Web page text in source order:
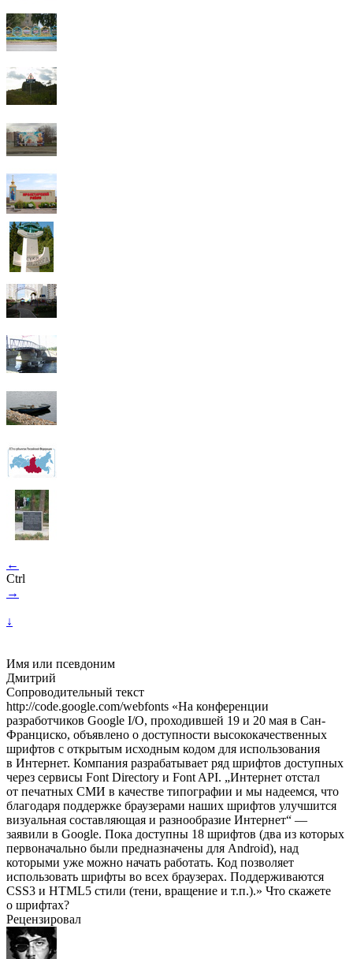
←
Ctrl
→
↓
Имя или псевдоним
Дмитрий
Сопроводительный текст
http://code.google.com/webfonts «На конференции
разработчиков Google I/O, проходившей 19 и 20 мая в Сан-
Франциско, объявлено о доступности высококачественных
шрифтов с открытым исходным кодом для использования
в Интернет. Компания разрабатывает ряд шрифтов доступных
через сервисы Font Directory и Font API. „Интернет отстал
от печатных СМИ в качестве типографии и мы надеемся, что
благодаря поддержке браузерами наших шрифтов улучшится
визуальная составляющая и разнообразие Интернет“ —
заявили в Google. Пока доступны 18 шрифтов (два из которых
первоначально были предназначены для Android), над
которыми уже можно начать работать. Код позволяет
использовать шрифты во всех браузерах. Поддерживаются
CSS3 и HTML5 стили (тени, вращение и т.п.).» Что скажете
о шрифтах?
Рецензировал